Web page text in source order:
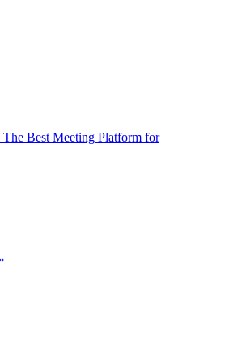
The Best Meeting Platform for